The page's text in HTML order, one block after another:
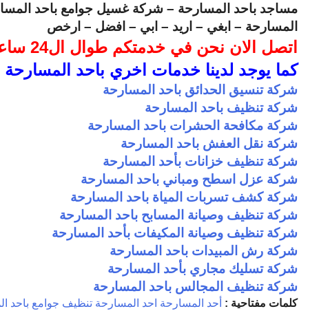
مساجد باحد المسارحة – شركة غسيل جوامع باحد
المسارحة – ابغي – اريد – ابي – افضل – ارخص
اتصل الان نحن في خدمتكم طوال ال24 ساعة
كما يوجد لدينا خدمات اخري باحد
شركة تنسيق الحدائق باحد المسارحة
شركة تنظيف باحد المسارحة
شركة مكافحة الحشرات باحد المسارحة
شركة نقل العفش باحد المسارحة
شركة تنظيف خزانات بأحد المسارحة
شركة عزل اسطح ومباني باحد المسارحة
شركة كشف تسربات المياة باحد المسارحة
شركة تنظيف وصيانة المسابح باحد المسارحة
شركة تنظيف وصيانة المكيفات بأحد المسارحة
شركة رش المبيدات باحد المسارحة
شركة تسليك مجاري بأحد المسارحة
شركة تنظيف المجالس باحد المسارحة
كلمات مفتاحية : أحد المسارحة احد المسارحة تنظيف جوامع باحد